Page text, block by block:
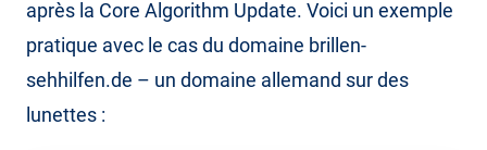
après la Core Algorithm Update. Voici un exemple
pratique avec le cas du domaine brillen-
sehhilfen.de – un domaine allemand sur des
lunettes :